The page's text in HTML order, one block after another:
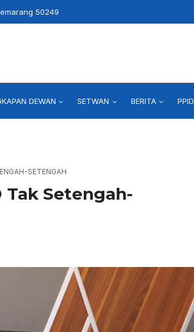
50249
DEWAN SETWAN BERITA PPID
SETENGAH
Tak Setengah-